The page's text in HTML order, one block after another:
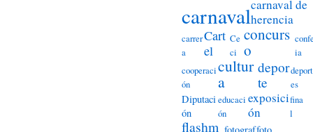
carnavalcarnaval de
herencia
carrer
a
Cart
el
Ce
ci
concurs
o
ia
cooperaci
ón
cultur
a
depor
te
deport
es
Diputaci
ón
educaci
ón
exposici
ón
fina
l
flashm